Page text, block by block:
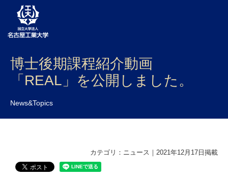
大学案内
学部・大学院・センター
入試
博士後期課程紹介動画
「REAL」を公開しました。
News&Topics
カテゴリ：ニュース｜2021年12月17日掲載